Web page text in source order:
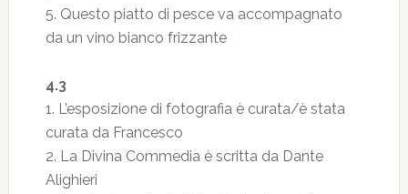
5. Questo piatto di pesce va accompagnato
da un vino bianco frizzante
4.3
1. L’esposizione di fotografia è curata/è stata
curata da Francesco
2. La Divina Commedia è scritta da Dante
Alighieri